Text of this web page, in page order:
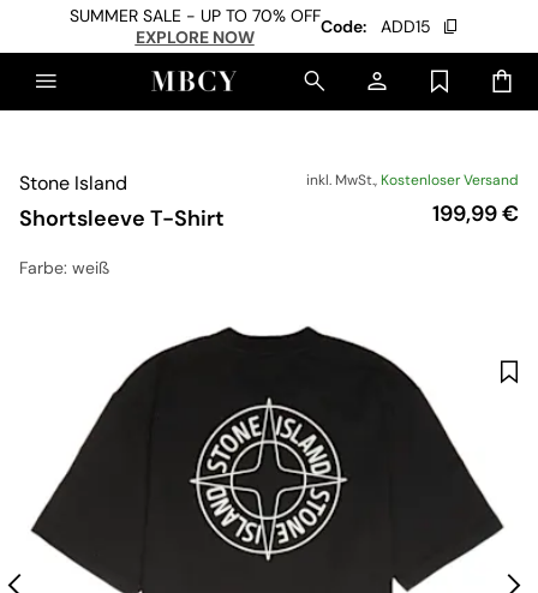
SUMMER SALE - UP TO 70% OFF
EXPLORE NOW
Code: ADD15
Stone Island
Shortsleeve T-Shirt
inkl. MwSt., Kostenloser Versand
Preis
199,99 €
Farbe: weiß